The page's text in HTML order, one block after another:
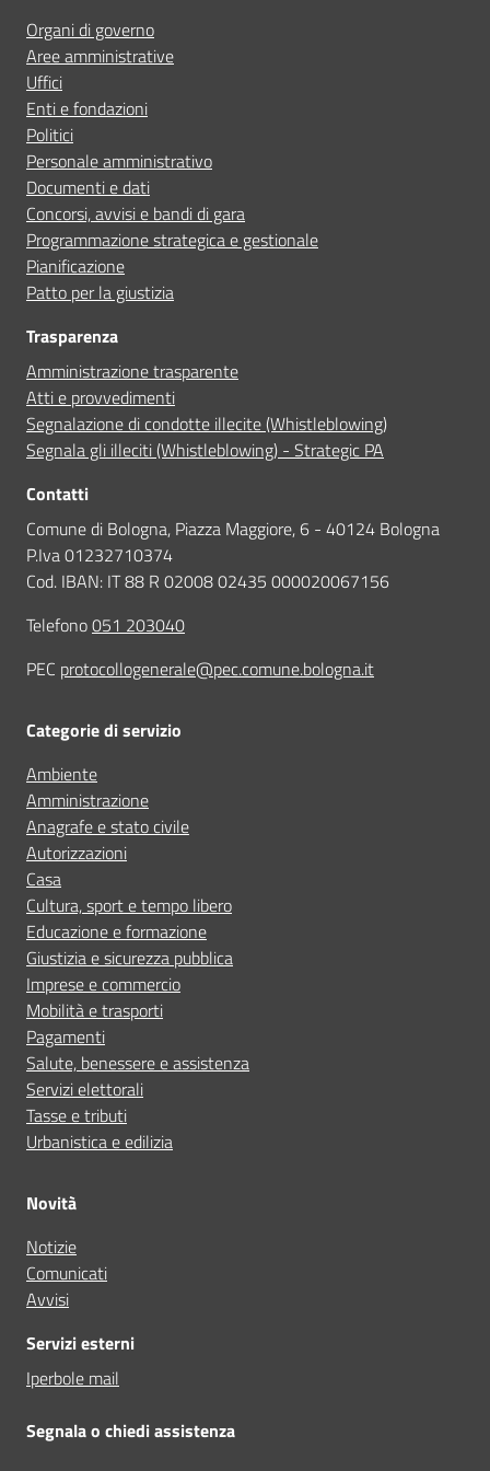
Prenota appuntamento
Segnala disservizio
Organi di governo
Aree amministrative
Uffici
Enti e fondazioni
Politici
Personale amministrativo
Documenti e dati
Concorsi, avvisi e bandi di gara
Programmazione strategica e gestionale
Pianificazione
Patto per la giustizia
Trasparenza
Amministrazione trasparente
Atti e provvedimenti
Segnalazione di condotte illecite (Whistleblowing)
Segnala gli illeciti (Whistleblowing) - Strategic PA
Contatti
Comune di Bologna, Piazza Maggiore, 6 - 40124 Bologna
P.Iva 01232710374
Cod. IBAN: IT 88 R 02008 02435 000020067156
Telefono051 203040
PEC protocollogenerale@pec.comune.bologna.it
Categorie di servizio
Ambiente
Amministrazione
Anagrafe e stato civile
Autorizzazioni
Casa
Cultura, sport e tempo libero
Educazione e formazione
Giustizia e sicurezza pubblica
Imprese e commercio
Mobilità e trasporti
Pagamenti
Salute, benessere e assistenza
Servizi elettorali
Tasse e tributi
Urbanistica e edilizia
Novità
Notizie
Comunicati
Avvisi
Servizi esterni
Iperbole mail
Segnala o chiedi assistenza